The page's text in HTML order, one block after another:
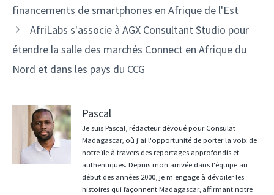
des
financements de smartphones en Afrique de l'Est
AfriLabs s'associe à AGX Consultant Studio pour
étendre la salle des marchés Connect en Afrique du
Nord et dans les pays du CCG
Pascal
Je suis Pascal, rédacteur dévoué pour Consulat
Madagascar, où j'ai l'opportunité de porter la voix de
notre île à travers des reportages approfondis et
authentiques. Depuis mon arrivée dans l'équipe au
début des années 2000, je m'engage à dévoiler les
histoires qui façonnent Madagascar, affirmant notre